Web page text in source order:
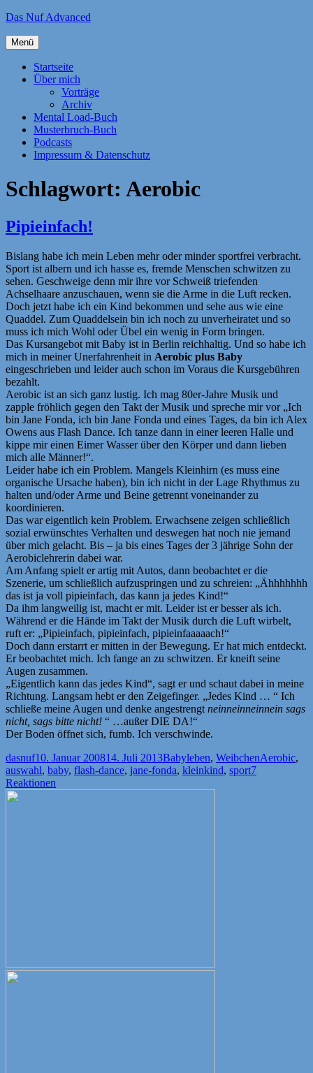
Zum
springen
Das Nuf Advanced
Menü
Startseite
Über mich
Vorträge
Archiv
Mental Load-Buch
Musterbruch-Buch
Podcasts
Impressum & Datenschutz
Schlagwort: Aerobic
Pipieinfach!
Bislang habe ich mein Leben mehr oder minder sportfrei verbracht.
Sport ist albern und ich hasse es, fremde Menschen schwitzen zu
sehen. Geschweige denn mir ihre vor Schweiß triefenden
Achselhaare anzuschauen, wenn sie die Arme in die Luft recken.
Doch jetzt habe ich ein Kind bekommen und sehe aus wie eine
Quaddel. Zum Quaddelsein bin ich noch zu unverheiratet und so
muss ich mich Wohl oder Übel ein wenig in Form bringen.
Das Kursangebot mit Baby ist in Berlin reichhaltig. Und so habe ich
mich in meiner Unerfahrenheit in Aerobic plus Baby
eingeschrieben und leider auch schon im Voraus die Kursgebühren
bezahlt.
Aerobic ist an sich ganz lustig. Ich mag 80er-Jahre Musik und
zapple fröhlich gegen den Takt der Musik und spreche mir vor „Ich
bin Jane Fonda, ich bin Jane Fonda und eines Tages, da bin ich Alex
Owens aus Flash Dance. Ich tanze dann in einer leeren Halle und
kippe mir einen Eimer Wasser über den Körper und dann lieben
mich alle Männer!“.
Leider habe ich ein Problem. Mangels Kleinhirn (es muss eine
organische Ursache haben), bin ich nicht in der Lage Rhythmus zu
halten und/oder Arme und Beine getrennt voneinander zu
koordinieren.
Das war eigentlich kein Problem. Erwachsene zeigen schließlich
sozial erwünschtes Verhalten und deswegen hat noch nie jemand
über mich gelacht. Bis – ja bis eines Tages der 3 jährige Sohn der
Aerobiclehrerin dabei war.
Am Anfang spielt er artig mit Autos, dann beobachtet er die
Szenerie, um schließlich aufzuspringen und zu schreien: „Ähhhhhhh
das ist ja voll pipieinfach, das kann ja jedes Kind!“
Da ihm langweilig ist, macht er mit. Leider ist er besser als ich.
Während er die Hände im Takt der Musik durch die Luft wirbelt,
ruft er: „Pipieinfach, pipieinfach, pipieinfaaaaach!“
Doch dann erstarrt er mitten in der Bewegung. Er hat mich entdeckt.
Er beobachtet mich. Ich fange an zu schwitzen. Er kneift seine
Augen zusammen.
„Eigentlich kann das jedes Kind“, sagt er und schaut dabei in meine
Richtung. Langsam hebt er den Zeigefinger. „Jedes Kind … “ Ich
schließe meine Augen und denke angestrengt neinneinneinnein sags
nicht, sags bitte nicht! “ …außer DIE DA!“
Der Boden öffnet sich, fumb. Ich verschwinde.
Autor
dasnufVeröffentlicht
am
10. Januar 200814. Juli 2013Kategorien
Babyleben, WeibchenAerobic,
auswahl, baby, flash-dance, jane-fonda, kleinkind, sport7
Reaktionen